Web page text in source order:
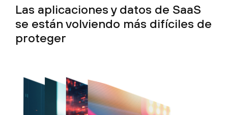
Las aplicaciones y datos de SaaS
se están volviendo más difíciles de
proteger